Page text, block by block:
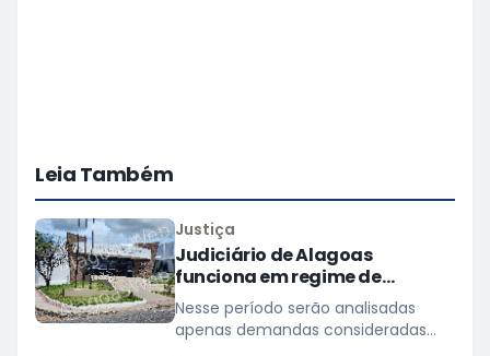
Leia Também
Justiça
Judiciário de Alagoas
funciona em regime de
plantão nos dias 10 e 11 de
agosto
Nesse período serão analisadas
apenas demandas consideradas